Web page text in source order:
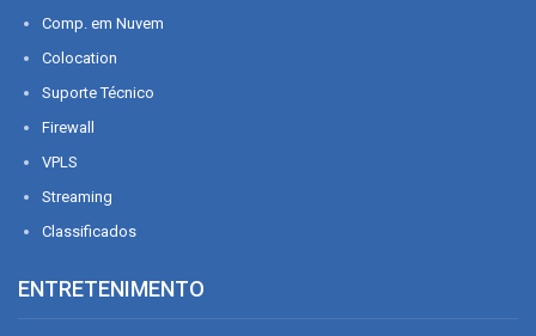
Comp. em Nuvem
Colocation
Suporte Técnico
Firewall
VPLS
Streaming
Classificados
ENTRETENIMENTO